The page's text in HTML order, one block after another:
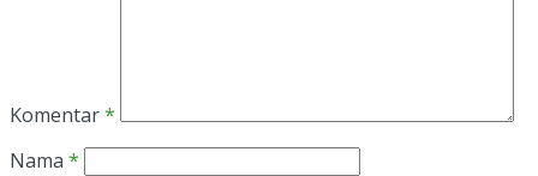
Komentar*
Nama *